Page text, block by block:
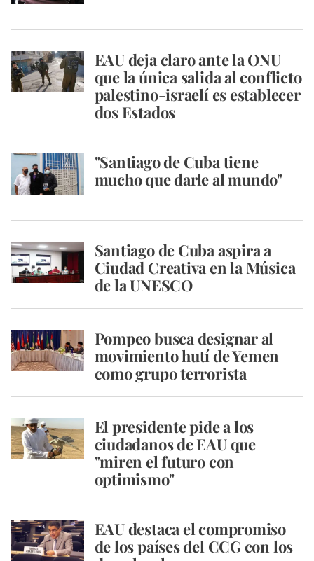
EAU deja claro ante la ONU
que la única salida al conflicto
palestino-israelí es establecer
dos Estados
"Santiago de Cuba tiene
mucho que darle al mundo"
Santiago de Cuba aspira a
Ciudad Creativa en la Música
de la UNESCO
Pompeo busca designar al
movimiento hutí de Yemen
como grupo terrorista
El presidente pide a los
ciudadanos de EAU que
"miren el futuro con
optimismo"
EAU destaca el compromiso
de los países del CCG con los